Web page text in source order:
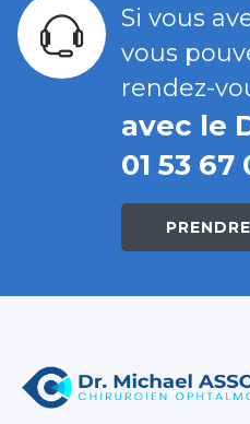
Si vous
vous
rendez-
avec le
01 53 67